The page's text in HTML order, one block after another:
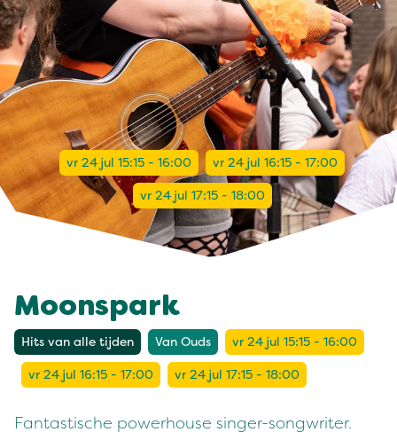
vr 24 jul 15:15 - 16:00 vr 24 jul 16:15 - 17:00
vr 24 jul 17:15 - 18:00
Moonspark
Hits van alle tijden Van Ouds vr 24 jul 15:15 - 16:00
vr 24 jul 16:15 - 17:00 vr 24 jul 17:15 - 18:00
Fantastische powerhouse singer-songwriter.